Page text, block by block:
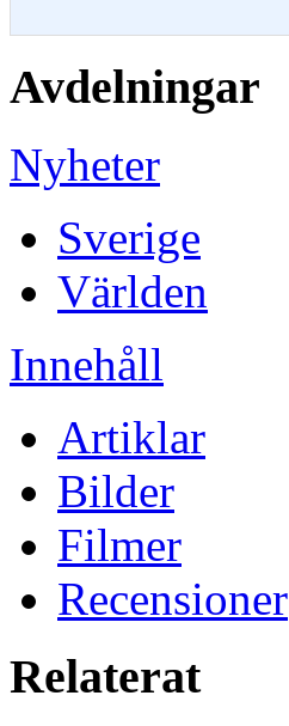
Avdelningar
Nyheter
Sverige
Världen
Innehåll
Artiklar
Bilder
Filmer
Recensioner
Relaterat